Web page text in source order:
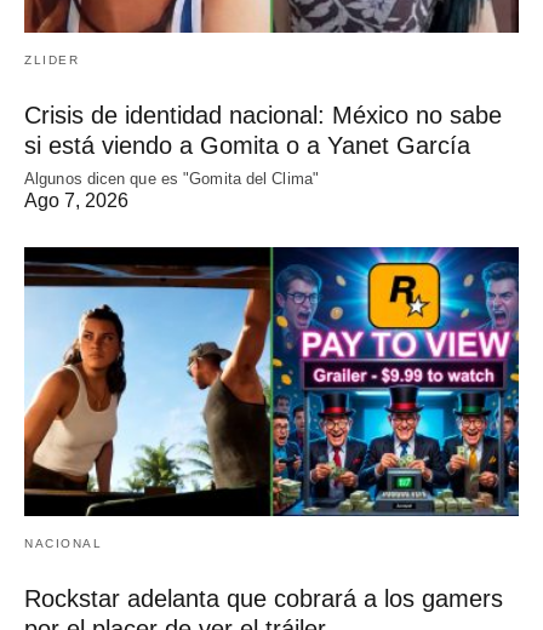
ZLIDER
Crisis de identidad nacional: México no sabe
si está viendo a Gomita o a Yanet García
Algunos dicen que es "Gomita del Clima"
Ago 7, 2026
NACIONAL
Rockstar adelanta que cobrará a los gamers